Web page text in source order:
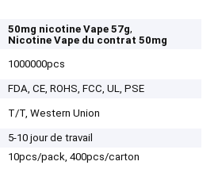
50mg nicotine Vape 57g,
Nicotine Vape du contrat 50mg
1000000pcs
FDA, CE, ROHS, FCC, UL, PSE
T/T, Western Union
5-10 jour de travail
10pcs/pack, 400pcs/carton